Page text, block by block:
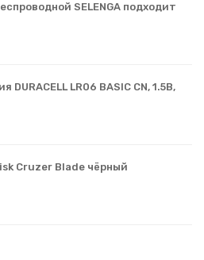
SELENGA подходит
DURACELL LR06 BASIC CN, 1.5В,
Cruzer Blade чёрный